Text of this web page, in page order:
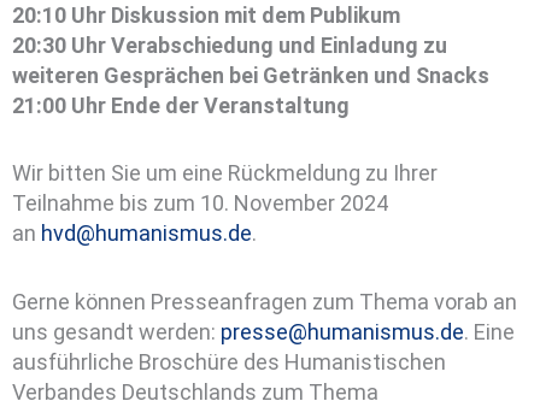
20:10 Uhr Diskussion mit dem Publikum
20:30 Uhr Verabschiedung und Einladung zu
weiteren Gesprächen bei Getränken und Snacks
21:00 Uhr Ende der Veranstaltung
Wir bitten Sie um eine Rückmeldung zu Ihrer
Teilnahme bis zum 10. November 2024
an hvd@humanismus.de.
Gerne können Presseanfragen zum Thema vorab an
uns gesandt werden: presse@humanismus.de. Eine
ausführliche Broschüre des Humanistischen
Verbandes Deutschlands zum Thema